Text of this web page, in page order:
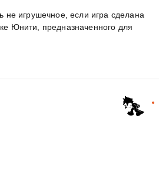
не игрушечное, если игра сделана
Юнити, предназначенного для